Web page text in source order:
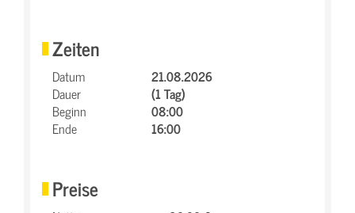
Zeiten
Datum
21.08.2026
Dauer
(1 Tag)
Beginn
08:00
Ende
16:00
Preise